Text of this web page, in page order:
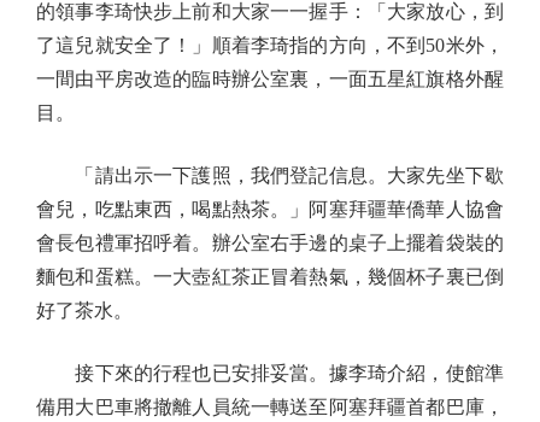
的領事李琦快步上前和大家一一握手：「大家放心，到
了這兒就安全了！」順着李琦指的方向，不到50米外，
一間由平房改造的臨時辦公室裏，一面五星紅旗格外醒
目。
「請出示一下護照，我們登記信息。大家先坐下歇
會兒，吃點東西，喝點熱茶。」阿塞拜疆華僑華人協會
會長包禮軍招呼着。辦公室右手邊的桌子上擺着袋裝的
麵包和蛋糕。一大壺紅茶正冒着熱氣，幾個杯子裏已倒
好了茶水。
接下來的行程也已安排妥當。據李琦介紹，使館準
備用大巴車將撤離人員統一轉送至阿塞拜疆首都巴庫，